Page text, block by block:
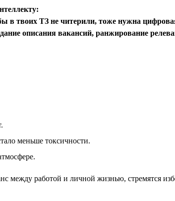
твоих ТЗ не читерили, тоже нужна
описания вакансий, ранжирование
меньше токсичности.
между работой и личной жизнью, стремятся